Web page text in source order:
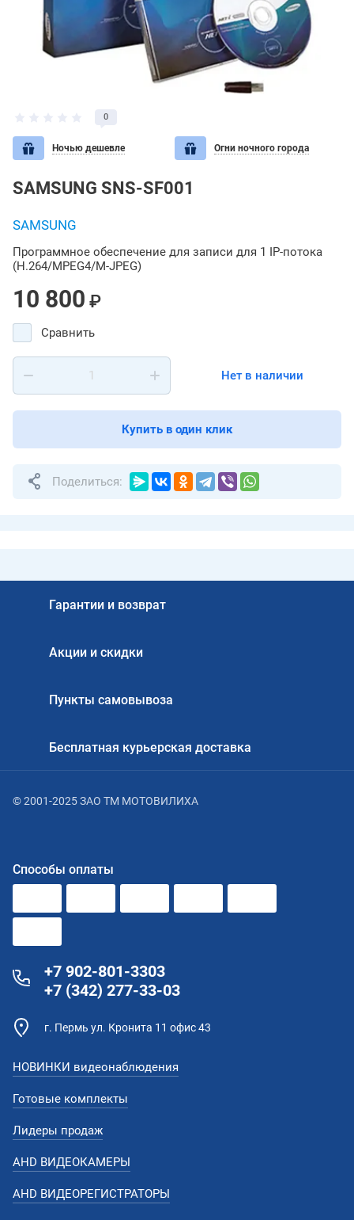
0
Ночью дешевле Огни ночного города
SAMSUNG SNS-SF001
SAMSUNG
Программное обеспечение для записи для 1 IP-потока
(H.264/MPEG4/M-JPEG)
10 800 ₽
Сравнить
Нет в наличии
Купить в один клик
Поделиться:
Гарантии и возврат
Акции и скидки
Пункты самовывоза
Бесплатная курьерская доставка
© 2001-2025 ЗАО ТМ МОТОВИЛИХА
Способы оплаты
+7 902-801-3303
+7 (342) 277-33-03
г. Пермь ул. Кронита 11 офис 43
НОВИНКИ видеонаблюдения
Готовые комплекты
Лидеры продаж
AHD ВИДЕОКАМЕРЫ
AHD ВИДЕОРЕГИСТРАТОРЫ